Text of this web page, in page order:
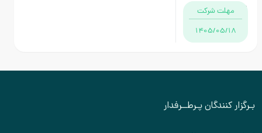
مشهد استان خراسان
مهلت شرکت
1405/05/18
بـرگزار کنندگان پـرطــرفدار